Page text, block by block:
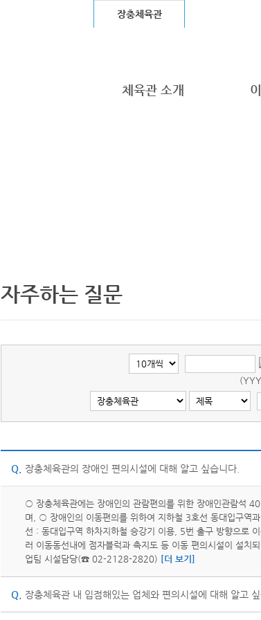
장충체육관
체육관 소개
자주하는 질문
Q. 장충체육관의 장애인 편의시설에 대해 알고 싶습니다.
○ 장충체육관에는 장애인의 관람편의를 위한 장애인관람석
며, ○ 장애인의 이동편의를 위하여 지하철 3호선 동대입구역
선 : 동대입구역 하차지하철 승강기 이용, 5번 출구 방향으로
러 이동동선내에 점자블럭과 촉지도 등 이동 편의시설이 설
업팀 시설담당(☎ 02-2128-2820) [더 보기]
Q. 장충체육관 내 입점해있는 업체와 편의시설에 대해 알고 싶